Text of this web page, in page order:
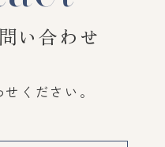
い合わせ
ください。